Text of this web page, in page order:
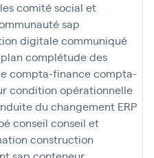
comité social et
sap
digitalecommuniqué
complétude des
compta-financecompta-
condition opérationnelle
du changement ERP
conseil conseil et
construction